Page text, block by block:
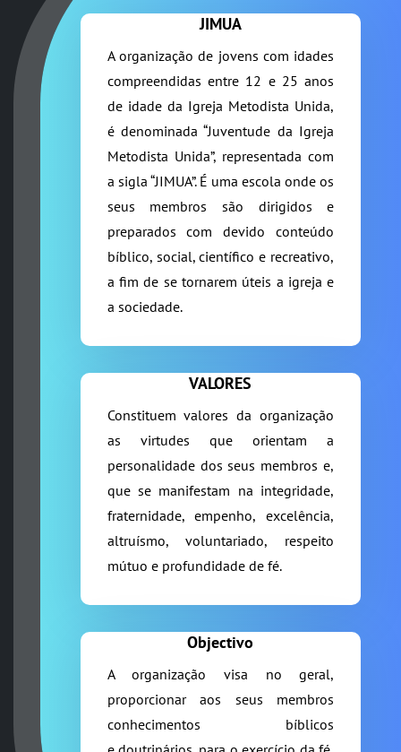
JIMUA
A organização de jovens com idades
compreendidas entre 12 e 25 anos
de idade da Igreja Metodista Unida,
é denominada “Juventude da Igreja
Metodista Unida”, representada com
a sigla “JIMUA”. É uma escola onde os
seus membros são dirigidos e
preparados com devido conteúdo
bíblico, social, científico e recreativo,
a fim de se tornarem úteis a igreja e
a sociedade.
VALORES
Constituem valores da organização
as virtudes que orientam a
personalidade dos seus membros e,
que se manifestam na integridade,
fraternidade, empenho, excelência,
altruísmo, voluntariado, respeito
mútuo e profundidade de fé.
Objectivo
A organização visa no geral,
proporcionar aos seus membros
conhecimentos bíblicos